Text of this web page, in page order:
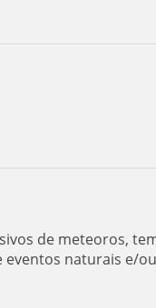
de meteoros,
naturais e/